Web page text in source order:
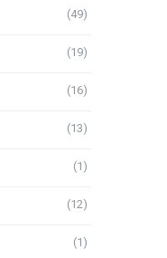
(49)
(19)
(16)
(13)
(1)
(12)
(1)